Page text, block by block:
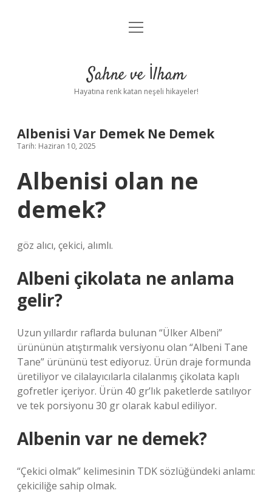
Anasayfa
Yasal Uyarı
menüyü
Sahne ve İlham
Hayatına renk katan neşeli hikayeler!
Albenisi Var Demek Ne Demek
Tarih: Haziran 10, 2025
Albenisi olan ne
demek?
göz alıcı, çekici, alımlı.
Albeni çikolata ne anlama
gelir?
Uzun yıllardır raflarda bulunan “Ülker Albeni”
ürününün atıştırmalık versiyonu olan “Albeni Tane
Tane” ürününü test ediyoruz. Ürün draje formunda
üretiliyor ve cilalayıcılarla cilalanmış çikolata kaplı
gofretler içeriyor. Ürün 40 gr’lık paketlerde satılıyor
ve tek porsiyonu 30 gr olarak kabul ediliyor.
Albenin var ne demek?
“Çekici olmak” kelimesinin TDK sözlüğündeki anlamı:
çekiciliğe sahip olmak.